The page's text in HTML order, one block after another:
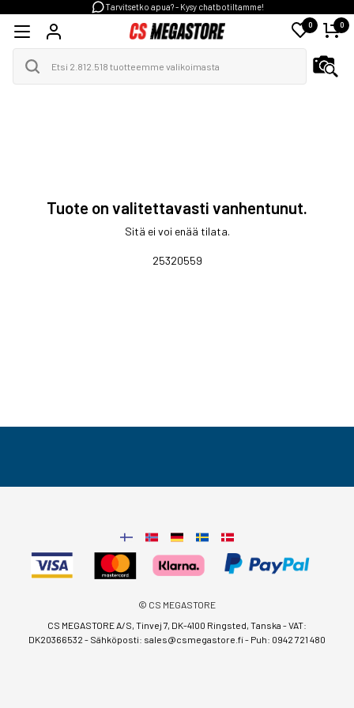
Tarvitsetko apua? - Kysy chatbotiltamme!
0 0
Tuote on valitettavasti vanhentunut.
Sitä ei voi enää tilata.
25320559
© CS MEGASTORE
CS MEGASTORE A/S, Tinvej 7, DK-4100 Ringsted, Tanska - VAT:
DK20366532 - Sähköposti: sales@csmegastore.fi- Puh: 0942 721 480